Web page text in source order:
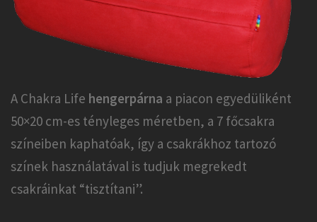
A Chakra Life hengerpárna a piacon egyedüliként
50×20 cm-es tényleges méretben, a 7 főcsakra
színeiben kaphatóak, így a csakrákhoz tartozó
színek használatával is tudjuk megrekedt
csakráinkat “tisztítani”.